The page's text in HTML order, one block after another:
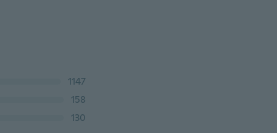
1147
158
130